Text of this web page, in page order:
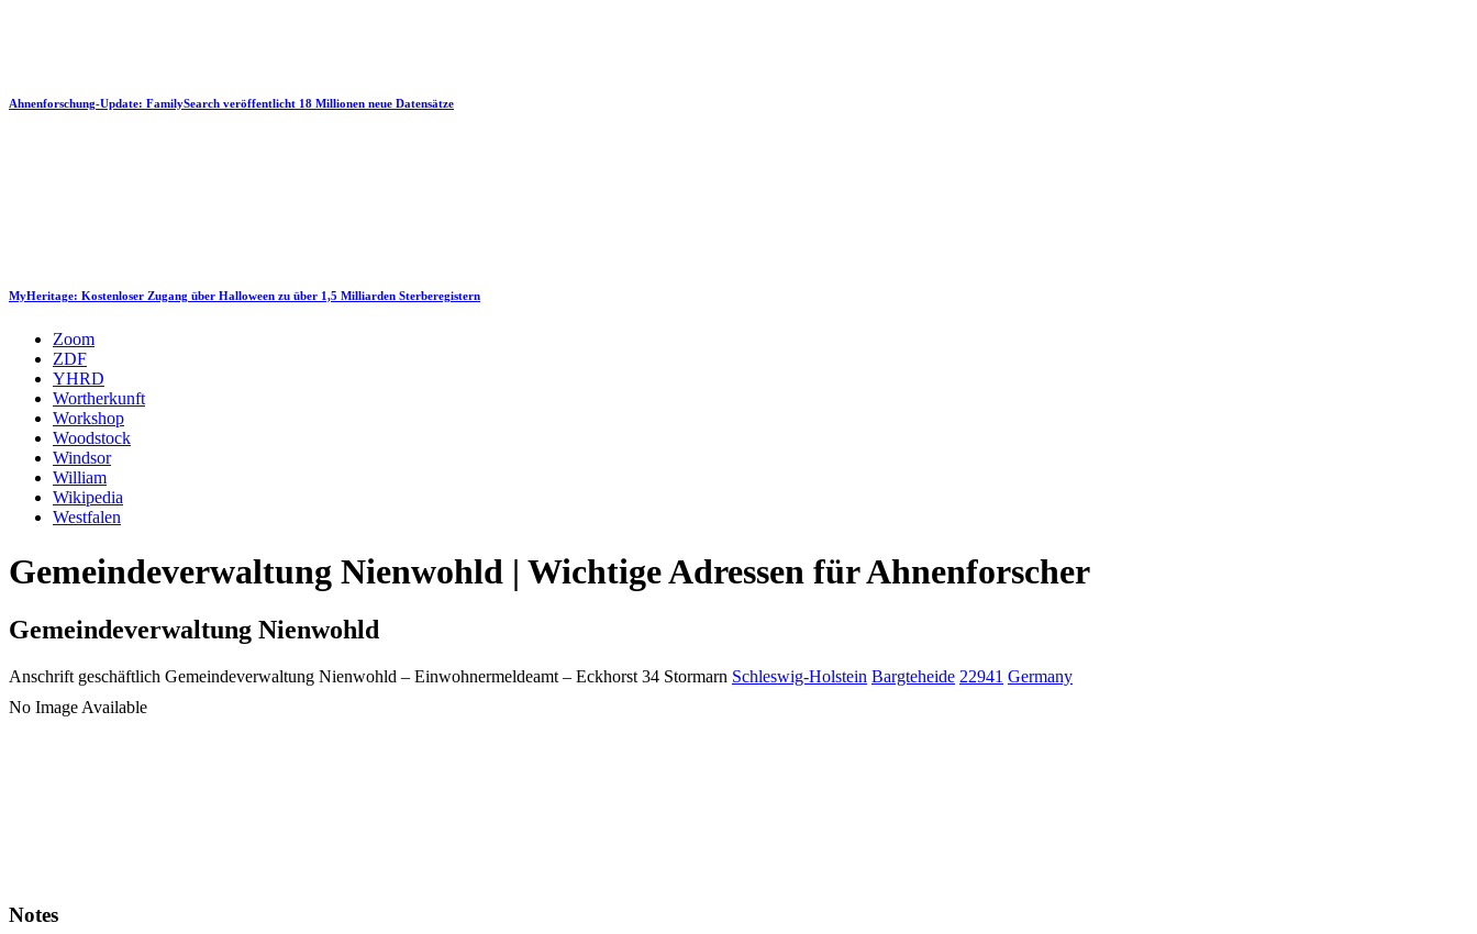
Ahnenforschung-Update: FamilySearch veröffentlicht 18 Millionen neue Datensätze
MyHeritage: Kostenloser Zugang über Halloween zu über 1,5 Milliarden Sterberegistern
Zoom
ZDF
YHRD
Wortherkunft
Workshop
Woodstock
Windsor
William
Wikipedia
Westfalen
Gemeindeverwaltung Nienwohld | Wichtige Adressen für Ahnenforscher
Gemeindeverwaltung Nienwohld
Anschrift geschäftlich Gemeindeverwaltung Nienwohld – Einwohnermeldeamt – Eckhorst 34 Stormarn Schleswig-Holstein Bargteheide 22941 Germany
No Image Available
Notes